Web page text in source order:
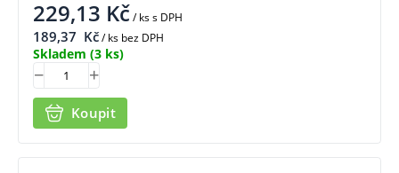
229,13 Kč/ kss DPH
189,37 Kč/ ks bez DPH
Skladem (3 ks)
Koupit